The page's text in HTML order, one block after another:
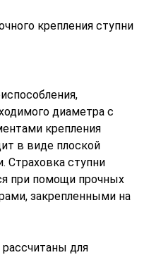
крепления ступни
диаметра с
крепления
в виде плоской
Страховка ступни
при помощи прочных
закрепленными на
для